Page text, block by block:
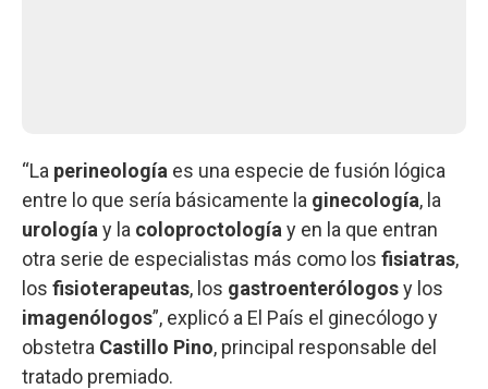
“La perineología es una especie de fusión lógica
entre lo que sería básicamente la ginecología, la
urología y la coloproctología y en la que entran
otra serie de especialistas más como los fisiatras,
los fisioterapeutas, los gastroenterólogosy los
imagenólogos”, explicó a El País el ginecólogo y
obstetra Castillo Pino, principal responsable del
tratado premiado.